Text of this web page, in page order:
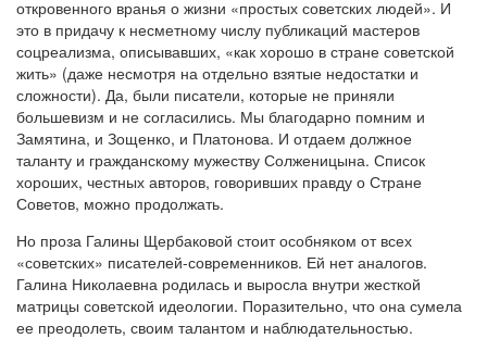
откровенного вранья о жизни «простых советских людей». И
это в придачу к несметному числу публикаций мастеров
соцреализма, описывавших, «как хорошо в стране советской
жить» (даже несмотря на отдельно взятые недостатки и
сложности). Да, были писатели, которые не приняли
большевизм и не согласились. Мы благодарно помним и
Замятина, и Зощенко, и Платонова. И отдаем должное
таланту и гражданскому мужеству Солженицына. Список
хороших, честных авторов, говоривших правду о Стране
Советов, можно продолжать.
Но проза Галины Щербаковой стоит особняком от всех
«советских» писателей-современников. Ей нет аналогов.
Галина Николаевна родилась и выросла внутри жесткой
матрицы советской идеологии. Поразительно, что она сумела
ее преодолеть, своим талантом и наблюдательностью.